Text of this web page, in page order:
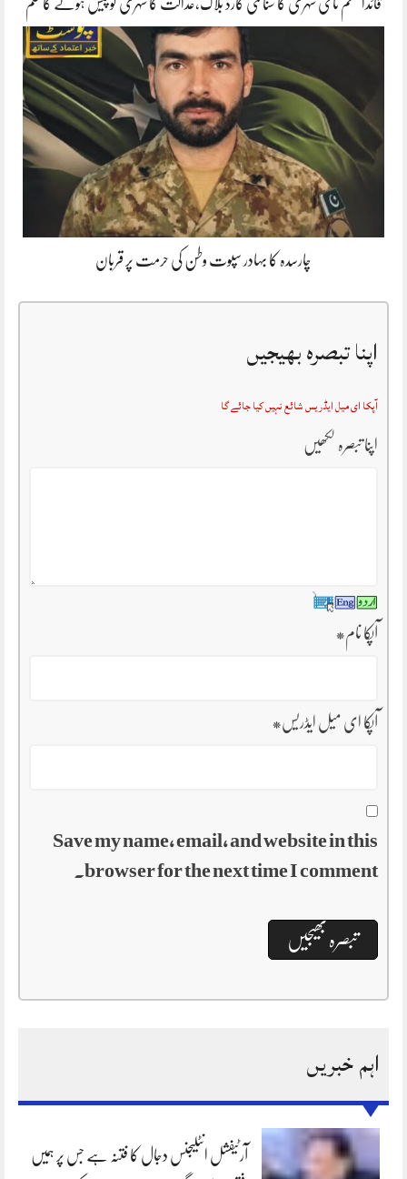
قائداعظم نامی شہری کا شناختی کارڈ بلاک،عدالت کا شہری کو پیش ہونے کا حکم
چارسدہ کا بہادر سپوت وطن کی حرمت پر قربان
اپنا تبصرہ بھیجیں
آپکا ای میل ایڈریس شائع نہیں کیا جائے گا
اپنا تبصرہ لکھیں
آپکا نام*
آپکا ای میل ایڈریس*
Save my name, email, and website in this
browser for the next time I comment.
اہم خبریں
آرٹیفشل انٹلیجنس دجال کا فتنہ ہے جس پر ہمیں